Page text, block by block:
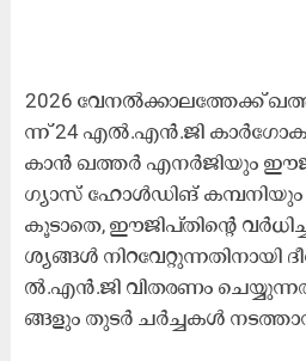
2026 വേ​ന​ൽ​ക്കാ​ല​ത്തേ​ക്ക്
ന്ന് 24 എ​ൽ.​എ​ൻ.​ജി
കാ​ൻ ഖ​ത്ത​ർ എ​ന​ർ​ജി​യും
ഗ്യാ​സ് ഹോ​ൾ​ഡി​ങ് ക​മ്പ​നി​യും
കൂ​ടാ​തെ, ഈ​ജി​പ്തി​ന്റെ
ശ്യ​ങ്ങ​ൾ
ൽ.​എ​ൻ.​ജി വി​ത​ര​ണം
ങ്ങ​ളും തു​ട​ർ ച​ർ​ച്ച​ക​ൾ